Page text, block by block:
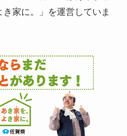
家に。」を運営していま